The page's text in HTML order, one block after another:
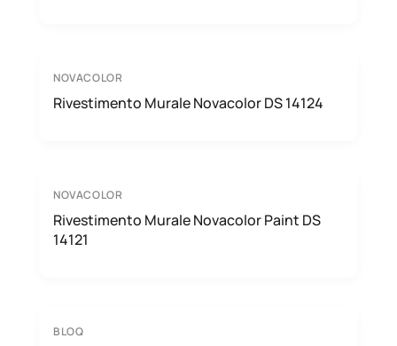
NOVACOLOR
Rivestimento Murale Novacolor DS 14124
NOVACOLOR
Rivestimento Murale Novacolor Paint DS
14121
BLOQ